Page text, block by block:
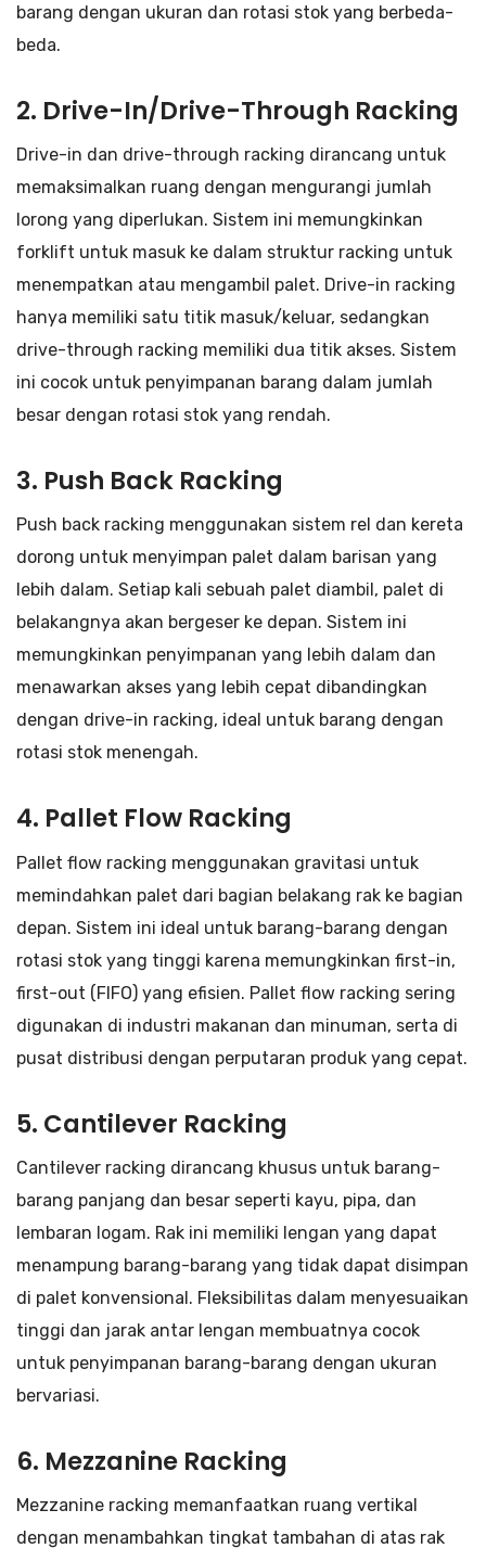
barang dengan ukuran dan rotasi stok yang berbeda-
beda.
2. Drive-In/Drive-Through Racking
Drive-in dan drive-through racking dirancang untuk
memaksimalkan ruang dengan mengurangi jumlah
lorong yang diperlukan. Sistem ini memungkinkan
forklift untuk masuk ke dalam struktur racking untuk
menempatkan atau mengambil palet. Drive-in racking
hanya memiliki satu titik masuk/keluar, sedangkan
drive-through racking memiliki dua titik akses. Sistem
ini cocok untuk penyimpanan barang dalam jumlah
besar dengan rotasi stok yang rendah.
3. Push Back Racking
Push back racking menggunakan sistem rel dan kereta
dorong untuk menyimpan palet dalam barisan yang
lebih dalam. Setiap kali sebuah palet diambil, palet di
belakangnya akan bergeser ke depan. Sistem ini
memungkinkan penyimpanan yang lebih dalam dan
menawarkan akses yang lebih cepat dibandingkan
dengan drive-in racking, ideal untuk barang dengan
rotasi stok menengah.
4. Pallet Flow Racking
Pallet flow racking menggunakan gravitasi untuk
memindahkan palet dari bagian belakang rak ke bagian
depan. Sistem ini ideal untuk barang-barang dengan
rotasi stok yang tinggi karena memungkinkan first-in,
first-out (FIFO) yang efisien. Pallet flow racking sering
digunakan di industri makanan dan minuman, serta di
pusat distribusi dengan perputaran produk yang cepat.
5. Cantilever Racking
Cantilever racking dirancang khusus untuk barang-
barang panjang dan besar seperti kayu, pipa, dan
lembaran logam. Rak ini memiliki lengan yang dapat
menampung barang-barang yang tidak dapat disimpan
di palet konvensional. Fleksibilitas dalam menyesuaikan
tinggi dan jarak antar lengan membuatnya cocok
untuk penyimpanan barang-barang dengan ukuran
bervariasi.
6. Mezzanine Racking
Mezzanine racking memanfaatkan ruang vertikal
dengan menambahkan tingkat tambahan di atas rak